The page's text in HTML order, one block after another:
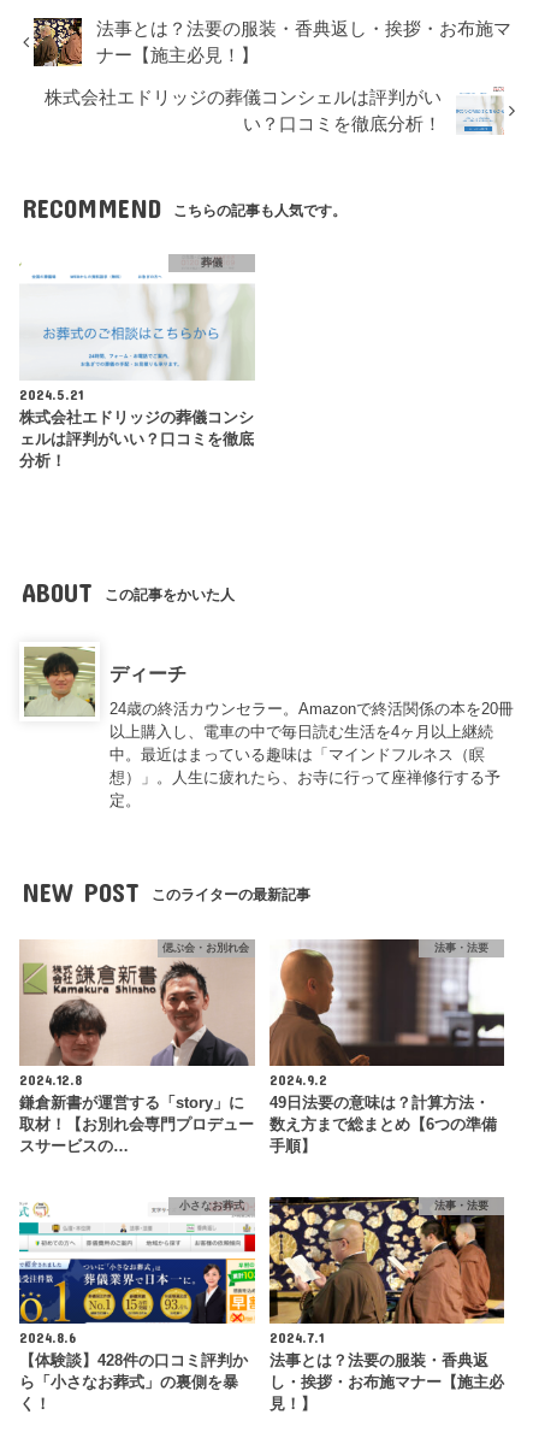
法事とは？法要の服装・香典返し・挨拶・お布施マ
ナー【施主必見！】
株式会社エドリッジの葬儀コンシェルは評判がい
い？口コミを徹底分析！
RECOMMEND こちらの記事も人気です。
葬儀
2024.5.21
株式会社エドリッジの葬儀コンシ
ェルは評判がいい？口コミを徹底
分析！
ABOUT この記事をかいた人
ディーチ
24歳の終活カウンセラー。Amazonで終活関係の本を20冊
以上購入し、電車の中で毎日読む生活を4ヶ月以上継続
中。最近はまっている趣味は「マインドフルネス（瞑
想）」。人生に疲れたら、お寺に行って座禅修行する予
定。
NEW POST このライターの最新記事
偲ぶ会・お別れ会
2024.12.8
鎌倉新書が運営する「story」に
取材！【お別れ会専門プロデュー
スサービスの…
法事・法要
2024.9.2
49日法要の意味は？計算方法・
数え方まで総まとめ【6つの準備
手順】
小さなお葬式
2024.8.6
【体験談】428件の口コミ評判か
ら「小さなお葬式」の裏側を暴
く！
法事・法要
2024.7.1
法事とは？法要の服装・香典返
し・挨拶・お布施マナー【施主必
見！】